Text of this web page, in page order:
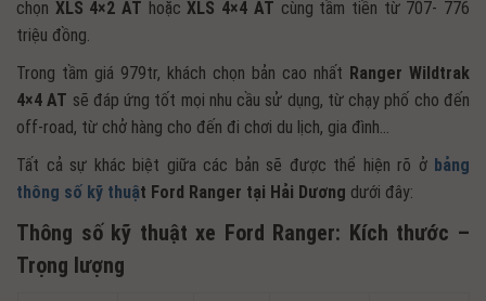
chọn XLS 4×2 AT hoặcXLS 4×4 AT cùng tầm tiền từ 707- 776
triệu đồng.
Trong tầm giá 979tr, khách chọn bản cao nhất Ranger Wildtrak
4×4 AT sẽ đáp ứng tốt mọi nhu cầu sử dụng, từ chạy phố cho đến
off-road, từ chở hàng cho đến đi chơi du lịch, gia đình…
Tất cả sự khác biệt giữa các bản sẽ được thể hiện rõ ở bảng
thông số kỹ thuật Ford Ranger tại Hải Dương dưới đây:
Thông số kỹ thuật xe Ford Ranger: Kích thước –
Trọng lượng